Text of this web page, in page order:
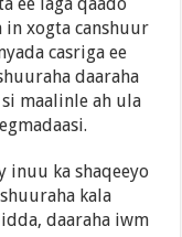
ee laga qaado
in xogta canshuur
casriga ee
daaraha
si maalinle ah ula
inuu ka shaqeeyo
kala
daaraha iwm